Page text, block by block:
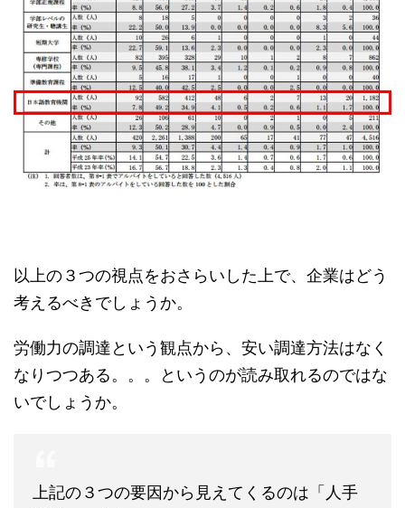
以上の３つの視点をおさらいした上で、企業はどう
考えるべきでしょうか。
労働力の調達という観点から、安い調達方法はなく
なりつつある。。。というのが読み取れるのではな
いでしょうか。
上記の３つの要因から見えてくるのは「人手